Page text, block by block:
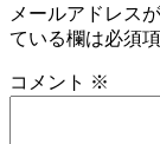
メールアドレス
ている欄は必須
コメント ※